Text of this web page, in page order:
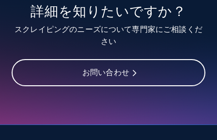
Video length, Likes, Views, and more.
Youtube - Videos posts - Discover videos by
詳細を知りたいですか？
スクレイピングのニーズについて専門家にご相談くだ
さい
お問い合わせ